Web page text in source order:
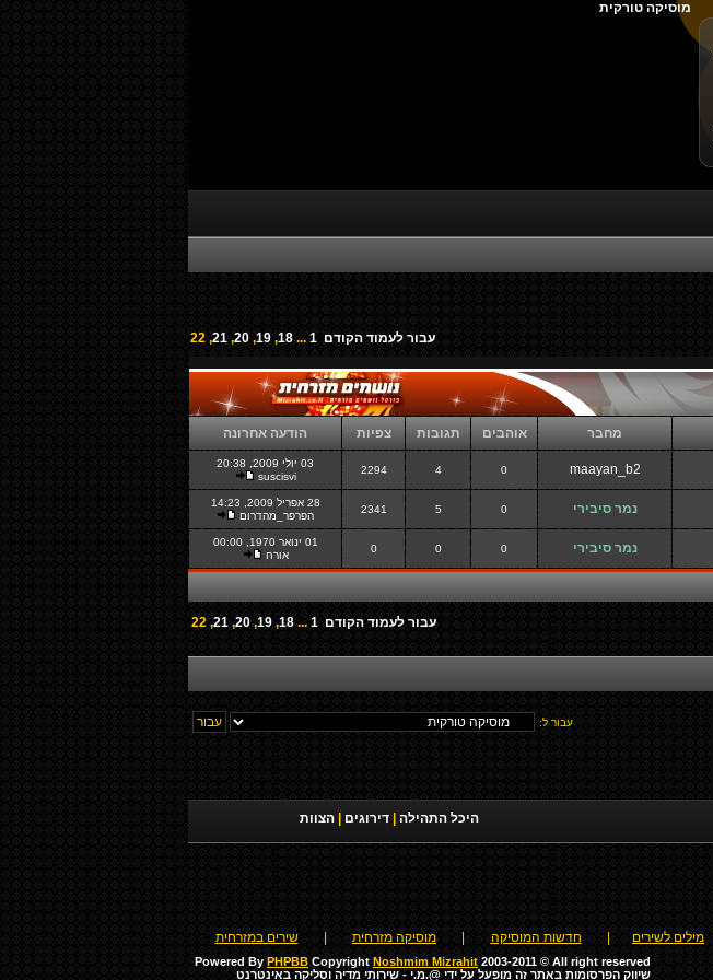
מוסיקה טורקית
עבור לעמוד הקודם 1
...
18
,
19
,
20
,
21
,
22
מחבר אוהבים תגובות צפיות הודעה אחרונה
maayan_b2
0
4
2294
03 יולי 2009, 20:38
suscisvi
נמר סיבירי 0
5
2341
28 אפריל 2009, 14:23
הפרפר_מהדרום
נמר סיבירי 0
0
0
01 ינואר 1970, 00:00
אורח
עבור לעמוד הקודם 1
...
18
,
19
,
20
,
21
,
22
עבור ל:
היכל התהילה דירוגים הצוות
מילים לשירים חדשות המוסיקה מוסיקה מזרחית שירים במזרחית
Powered By PHPBB Copyright Noshmim Mizrahit 2003-2011 © All right reserved
שיווק הפרסומות באתר זה מופעל על ידי @.מ.י - שירותי מדיה וסליקה באינטרנט